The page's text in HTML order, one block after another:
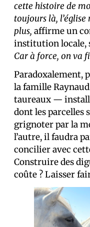
cette histoire de
toujours là, l’église
plus, affirme un
institution locale,
Car à force, on va
Paradoxalement,
la famille
taureaux —
dont les parcelles
grignoter par la
l’autre, il faudra
concilier avec
Construire des
coûte ? Laisser